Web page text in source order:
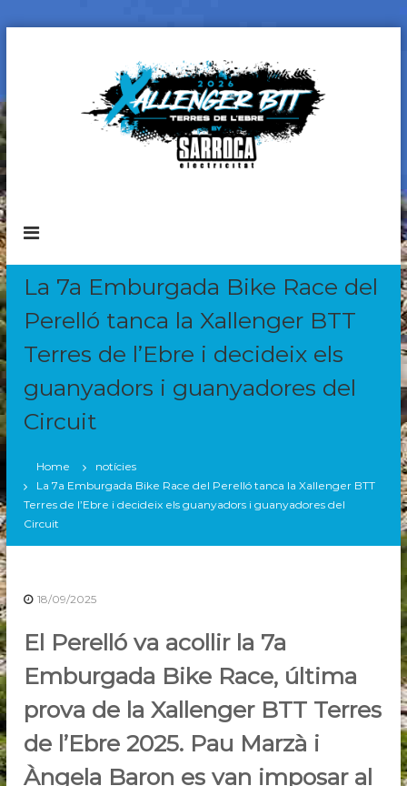
t
o
c
o
n
t
e
n
t
l
e
g
e
r
B
T
T
e
r
r
e
e
l
’
E
r
e
r
c
t
T
La 7a Emburgada Bike Race del
Perelló tanca la Xallenger BTT
Terres de l’Ebre i decideix els
guanyadors i guanyadores del
Circuit
Home
notícies
La 7a Emburgada Bike Race del Perelló tanca la Xallenger BTT
Terres de l’Ebre i decideix els guanyadors i guanyadores del
Circuit
18/09/2025
El Perelló va acollir la 7a
Emburgada Bike Race, última
prova de la Xallenger BTT Terres
de l’Ebre 2025. Pau Marzà i
Àngela Baron es van imposar al